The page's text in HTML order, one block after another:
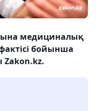
медициналық
бойынша